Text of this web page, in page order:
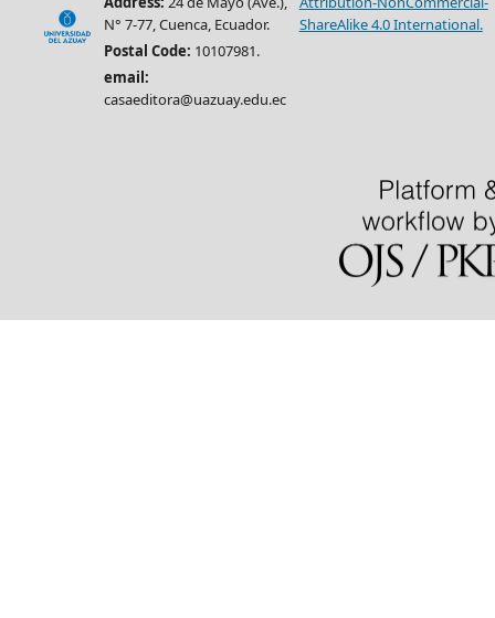
N° 7-77, Cuenca, Ecuador.
ShareAlike 4.0 International.
Postal Code: 10107981.
email:
casaeditora@uazuay.edu.ec